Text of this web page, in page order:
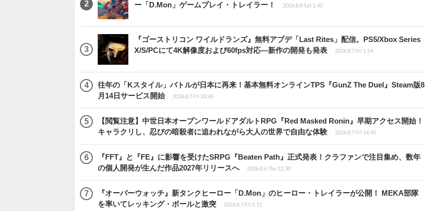
ー「D.Mon」ゲームプレイ・トレイラー！
2026.8.8 Sat 1:45
『ゴーストリコン ワイルドランズ』無料アプデ「Last Rites」配信。PS5/Xbox Series
X/S/PCにて4K解像度および60fps対応―新作の開発も発表
2026.8.7 Fri 1:54
往年の「Kスタイル」バトルが日本に再来！基本無料オンラインTPS『GunZ The Duel』Steam版8
月14日サービス開始
2026.8.7 Fri 20:45
【閲覧注意】中世日本オープンワールドアダルトRPG『Red Masked Ronin』早期アクセス開始！
キャラクリし、忍びの暗殺者に追われながら大人の世界で自由な体験
2026.8.7 Fri 14:45
『FFT』と『FE』に影響を受けたSRPG『Beaten Path』正式発表！クラファンで注目集め、数年
の個人開発が生んだ作品2027年リリースへ
2026.8.6 Thu 12:30
『オーバーウォッチ』新タンクヒーロー「D.Mon」のヒーロー・トレイラーが公開！ MEKA部隊
を率いてレッキング・ボールと激突
2026.8.7 Fri 1:15